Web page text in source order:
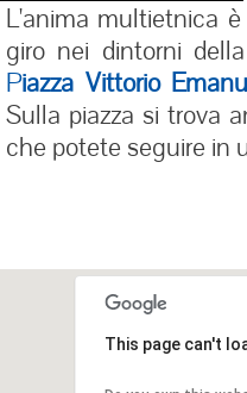
L'anima multietnica
giro nei dintorni
Piazza Vittorio
Sulla piazza si trova
che potete seguire in
This page can't